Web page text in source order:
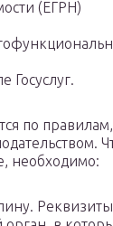
(ЕГРН)
Госуслуг.
по правилам,
необходимо: